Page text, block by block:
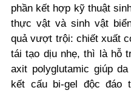
phần kết hợp kỹ thuật
thực vật và sinh vật
quả vượt trội: chiết xuất
tái tạo dịu nhẹ, thì là hỗ
axit polyglutamic giúp
kết cấu bi-gel độc đáo